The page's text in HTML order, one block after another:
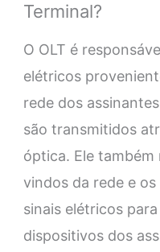
Terminal?
O OLT é
elétricos
rede dos
são transmitidos
óptica. Ele
vindos da rede e
sinais elétricos
dispositivos dos